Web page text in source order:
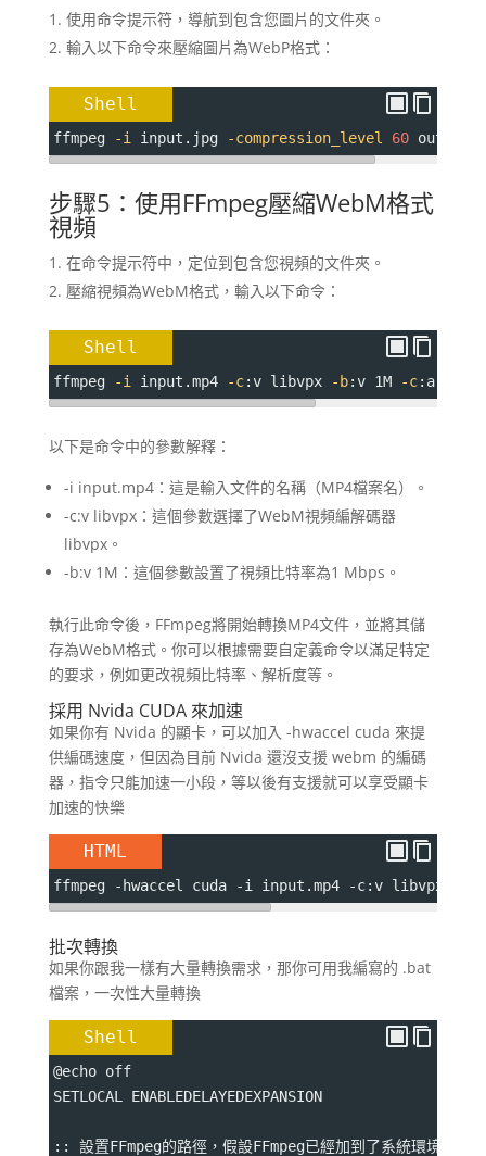
使用命令提示符，導航到包含您圖片的文件夾。
輸入以下命令來壓縮圖片為WebP格式：
Shell
ffmpeg -i input.jpg -compression_level 60
步驟5：使用FFmpeg壓縮WebM格式
視頻
在命令提示符中，定位到包含您視頻的文件夾。
壓縮視頻為WebM格式，輸入以下命令：
Shell
ffmpeg -i input.mp4 -c:v libvpx -b:v 1M -c:a
以下是命令中的參數解釋：
-i input.mp4：這是輸入文件的名稱（MP4檔案名）。
-c:v libvpx：這個參數選擇了WebM視頻編解碼器
libvpx。
-b:v 1M：這個參數設置了視頻比特率為1 Mbps。
執行此命令後，FFmpeg將開始轉換MP4文件，並將其儲
存為WebM格式。你可以根據需要自定義命令以滿足特定
的要求，例如更改視頻比特率、解析度等。
採用 Nvida CUDA 來加速
如果你有 Nvida 的顯卡，可以加入 -hwaccel cuda 來提
供編碼速度，但因為目前 Nvida 還沒支援 webm 的編碼
器，指令只能加速一小段，等以後有支援就可以享受顯卡
加速的快樂
HTML
ffmpeg -hwaccel cuda -i input.mp4 -c:v libvpx -
批次轉換
如果你跟我一樣有大量轉換需求，那你可用我編寫的 .bat
檔案，一次性大量轉換
Shell
@echo off
SETLOCAL ENABLEDELAYEDEXPANSION
:: 設置FFmpeg的路徑，假設FFmpeg已經加到了系統環境